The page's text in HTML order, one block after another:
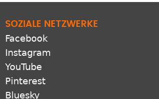
SOZIALE NETZWERKE
Facebook
Instagram
YouTube
Pinterest